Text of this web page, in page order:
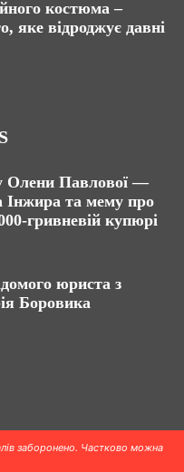
костюма –
яке відроджує давні
Олени Павлової —
Інжира та мему про
гривневій купюрі
юриста з
Боровика
заборонено. Частково можна